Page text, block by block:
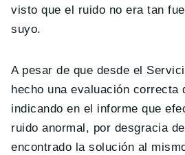
visto que el ruido no era tan
suyo.
A pesar de que desde el
hecho una evaluación correcta
indicando en el informe que
ruido anormal, por desgracia
encontrado la solución al